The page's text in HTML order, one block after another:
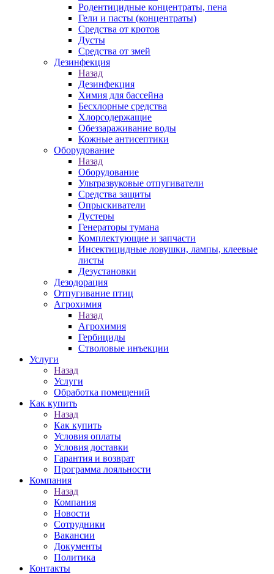
Родентицидные концентраты, пена
Гели и пасты (концентраты)
Средства от кротов
Дусты
Средства от змей
Дезинфекция
Назад
Дезинфекция
Химия для бассейна
Бесхлорные средства
Хлорсодержащие
Обеззараживание воды
Кожные антисептики
Оборудование
Назад
Оборудование
Ультразвуковые отпугиватели
Средства защиты
Опрыскиватели
Дустеры
Генераторы тумана
Комплектующие и запчасти
Инсектицидные ловушки, лампы, клеевые
листы
Дезустановки
Дезодорация
Отпугивание птиц
Агрохимия
Назад
Агрохимия
Гербициды
Стволовые инъекции
Услуги
Назад
Услуги
Обработка помещений
Как купить
Назад
Как купить
Условия оплаты
Условия доставки
Гарантия и возврат
Программа лояльности
Компания
Назад
Компания
Новости
Сотрудники
Вакансии
Документы
Политика
Контакты